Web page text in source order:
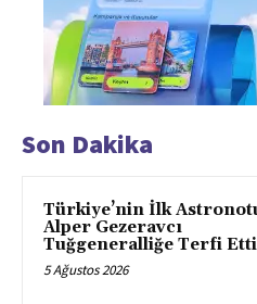
Son Dakika
Türkiye’nin İlk
Alper Gezeravcı
Tuğgeneralliğe Terfi Etti
5 Ağustos 2026